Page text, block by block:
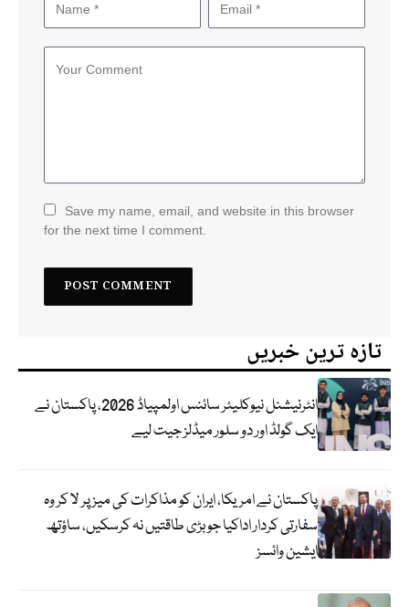
Save my name, email, and website in this browser
for the next time I comment.
تازہ ترین خبریں
انٹرنیشنل نیوکلیئر سائنس اولمپیاڈ 2026، پاکستان نے
ایک گولڈ اور دو سلور میڈلز جیت لیے
پاکستان نے امریکا، ایران کو مذاکرات کی میز پر لا کر وہ
سفارتی کردار اداکیا جو بڑی طاقتیں نہ کرسکیں، ساؤتھ
ایشین وائسز